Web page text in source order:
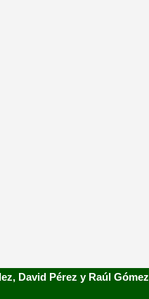
David Pérez y Raúl Gómez